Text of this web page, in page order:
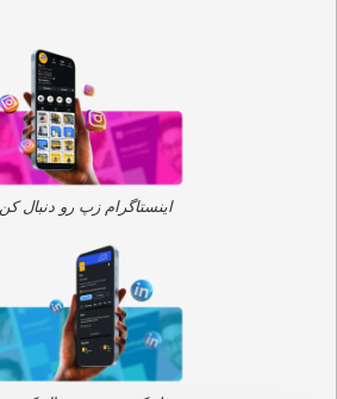
اینستاگرام زپ رو دنبال کن